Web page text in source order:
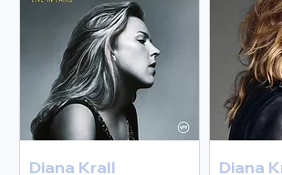
Diana Krall Diana